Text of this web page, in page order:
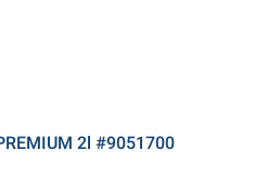
2l #9051700